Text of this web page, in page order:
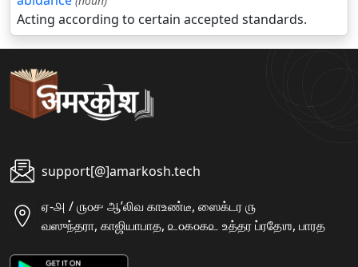
Acting according to certain accepted standards.
support[@]amarkosh.tech
ஏ-௮ / ௫௦௪ ஆʼலிவ காஉண்டீ, ஸைக்டர ௫
வஸுந்தரா, காஜியாபாத, ௨௦௧௦௧௨ உத்தர ப்ரதேஶ, பாரத